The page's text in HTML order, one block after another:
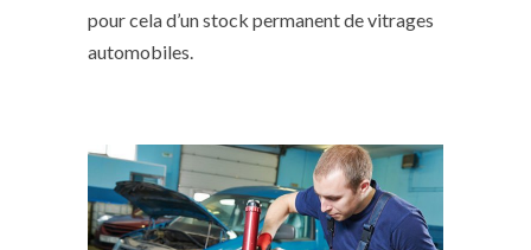
pour cela d’un stock permanent de vitrages
automobiles.